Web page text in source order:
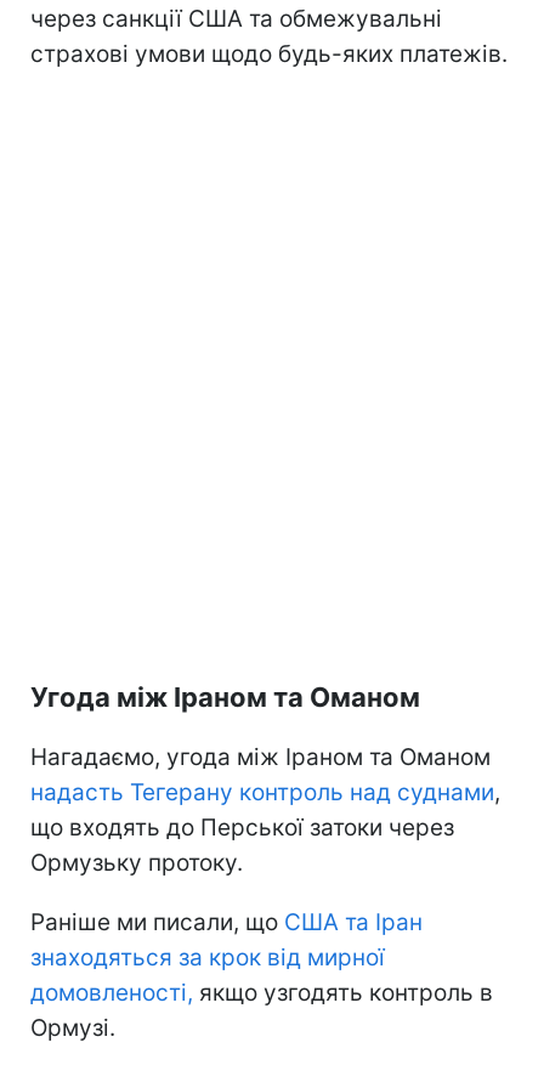
через санкції США та обмежувальні
страхові умови щодо будь-яких платежів.
Угода між Іраном та Оманом
Нагадаємо, угода між Іраном та Оманом
надасть Тегерану контроль над суднами,
що входять до Перської затоки через
Ормузьку протоку.
Раніше ми писали, що США та Іран
знаходяться за крок від мирної
домовленості, якщо узгодять контроль в
Ормузі.